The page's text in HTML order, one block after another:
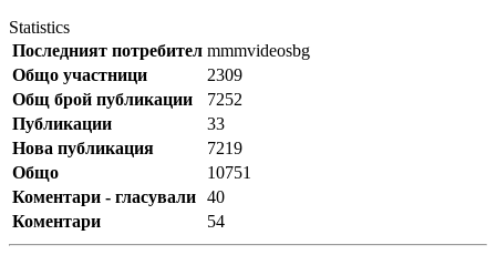
Statistics
Последният потребител mmmvideosbg
Общо участници
2309
Общ брой публикации
7252
Публикации
33
Нова публикация
7219
Общо
10751
Коментари - гласували 40
Коментари
54